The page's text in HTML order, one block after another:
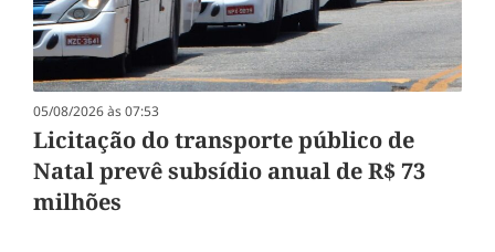
05/08/2026 às 07:53
Licitação do transporte público de
Natal prevê subsídio anual de R$ 73
milhões